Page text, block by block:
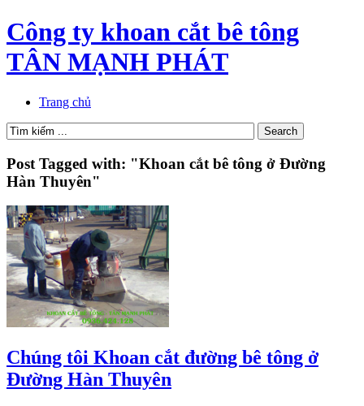
Công ty khoan cắt bê tông
TÂN MẠNH PHÁT
Trang chủ
Post Tagged with: "Khoan cắt bê tông ở Đường
Hàn Thuyên"
Chúng tôi Khoan cắt đường bê tông ở
Đường Hàn Thuyên